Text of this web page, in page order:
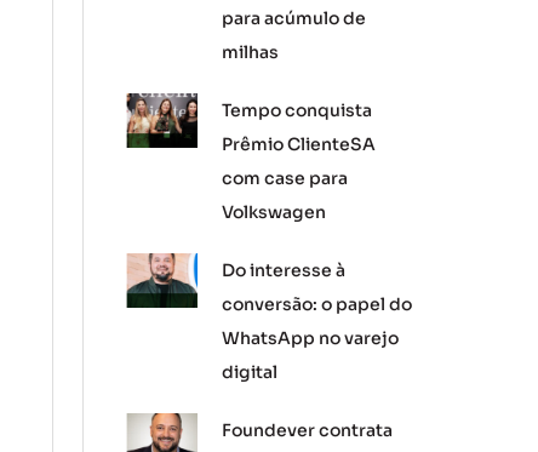
para acúmulo de
milhas
Tempo conquista
Prêmio ClienteSA
com case para
Volkswagen
Do interesse à
conversão: o papel do
WhatsApp no varejo
digital
Foundever contrata